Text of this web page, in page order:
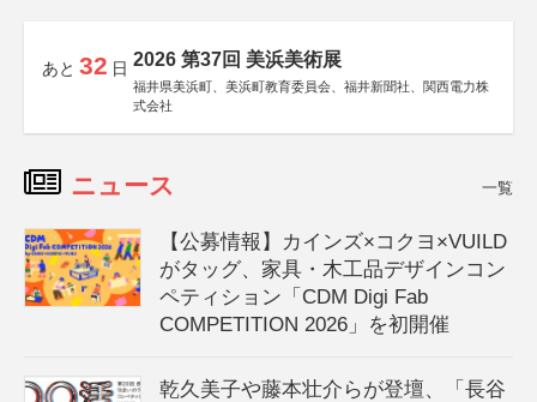
あと 32 日 2026 第37回 美浜美術展
福井県美浜町、美浜町教育委員会、福井新聞社、関西電力株
式会社
ニュース 一覧
【公募情報】カインズ×コクヨ×VUILD
がタッグ、家具・木工品デザインコン
ペティション「CDM Digi Fab
COMPETITION 2026」を初開催
乾久美子や藤本壮介らが登壇、「長谷